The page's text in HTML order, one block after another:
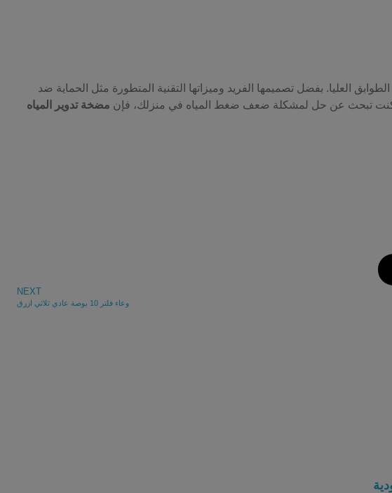
العليا. بفضل تصميمها الفريد وميزاتها التقنية المتطورة مثل الحماية ضد
كنت تبحث عن حل لمشكلة ضعف ضغط المياه في منزلك، فإن مضخة تدوير المياه
NEXT
وعاء فلتر 10 بوصة عادي ثلاثي ازرق